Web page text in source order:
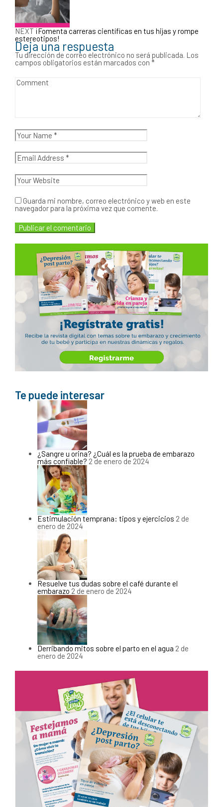
NEXT ¡Fomenta carreras científicas en tus hijas y rompe
estereotipos!
Deja una respuesta
Tu dirección de correo electrónico no será publicada. Los
campos obligatorios están marcados con *
Guarda mi nombre, correo electrónico y web en este
navegador para la próxima vez que comente.
Te puede interesar
¿Sangre u orina? ¿Cuál es la prueba de embarazo
más confiable? 2 de enero de 2024
Estimulación temprana: tipos y ejercicios 2 de
enero de 2024
Resuelve tus dudas sobre el café durante el
embarazo 2 de enero de 2024
Derribando mitos sobre el parto en el agua 2 de
enero de 2024